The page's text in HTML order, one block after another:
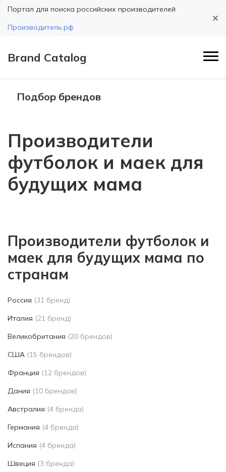
Портал для поиска российских производителей
Производитель.рф
Brand Catalog
Подбор брендов
Производители
футболок и маек для
будущих мама
Производители футболок и
маек для будущих мама по
странам
Россия (31 бренд)
Италия (21 бренд)
Великобритания (20 брендов)
США (15 брендов)
Франция (12 брендов)
Дания (10 брендов)
Австралия (4 бренда)
Германия (4 бренда)
Испания (4 бренда)
Швеция (3 бренда)